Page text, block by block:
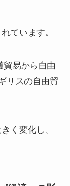
ています。
貿易から自由
リスの自由貿
く変化し、